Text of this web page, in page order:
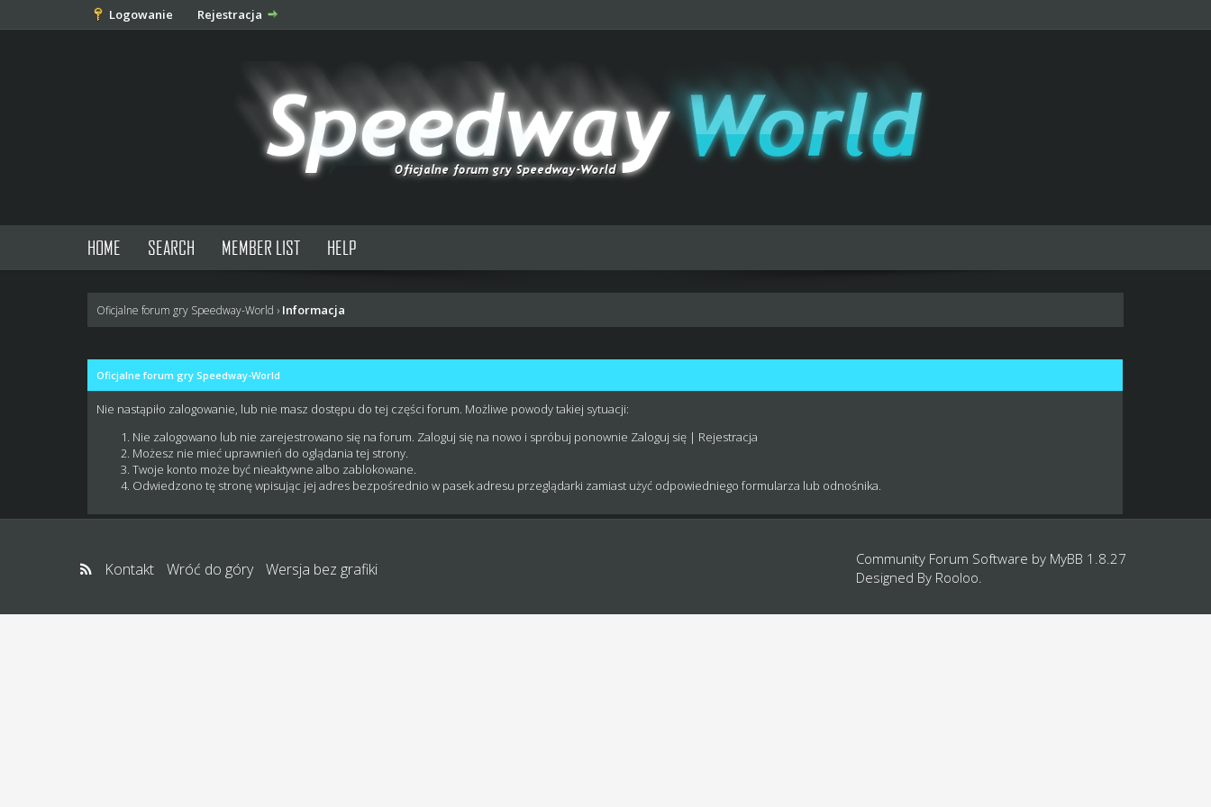
Logowanie Rejestracja
HOME SEARCH MEMBER LIST HELP
Oficjalne forum gry Speedway-World › Informacja
Oficjalne forum gry Speedway-World
Nie nastąpiło zalogowanie, lub nie masz dostępu do tej części forum. Możliwe powody takiej sytuacji:
Nie zalogowano lub nie zarejestrowano się na forum. Zaloguj się na nowo i spróbuj ponownie Zaloguj się | Rejestracja
Możesz nie mieć uprawnień do oglądania tej strony.
Twoje konto może być nieaktywne albo zablokowane.
Odwiedzono tę stronę wpisując jej adres bezpośrednio w pasek adresu przeglądarki zamiast użyć odpowiedniego formularza lub odnośnika.
Kontakt Wróć do góry Wersja bez grafiki
Community Forum Software by MyBB 1.8.27
Designed By Rooloo.